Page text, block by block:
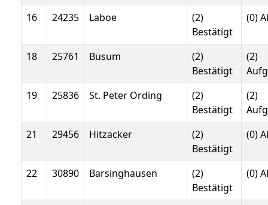
16
24235 Laboe
(2)
Bestätigt
(0)
18 25761 Büsum
(2)
Bestätigt
(2)
19
25836 St. Peter Ording
(2)
Bestätigt
(2)
21
29456 Hitzacker
(2)
Bestätigt
(0)
22 30890 Barsinghausen
(2)
Bestätigt
(0)